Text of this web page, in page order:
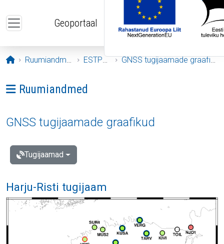
Geoportaal
Avaleht
Ruumiandmed ESTPOS GNSS tugijaamade graafikud
Ava menüü: Ruumiandmed
Ruumiandmed
GNSS tugijaamade graafikud
Tugijaamad
Harju-Risti tugijaam